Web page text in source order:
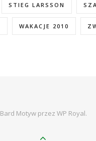
STIEG LARSSON
WAKACJE 2010
Bard Motyw przez WP Royal.